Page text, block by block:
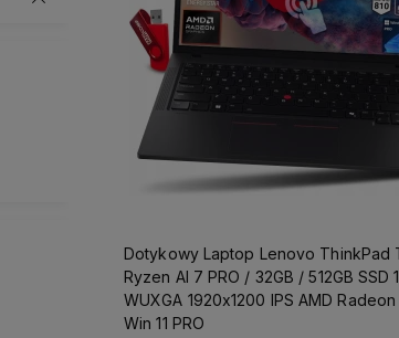
Dotykowy Laptop Lenovo ThinkPad
Ryzen AI 7 PRO / 32GB / 512GB SSD
WUXGA 1920x1200 IPS AMD
Win 11 PRO